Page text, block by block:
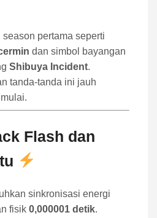
pertama seperti
dan simbol bayangan
Shibuya Incident.
tanda-tanda ini jauh
Flash dan
sinkronisasi energi
fisik 0,000001 detik.